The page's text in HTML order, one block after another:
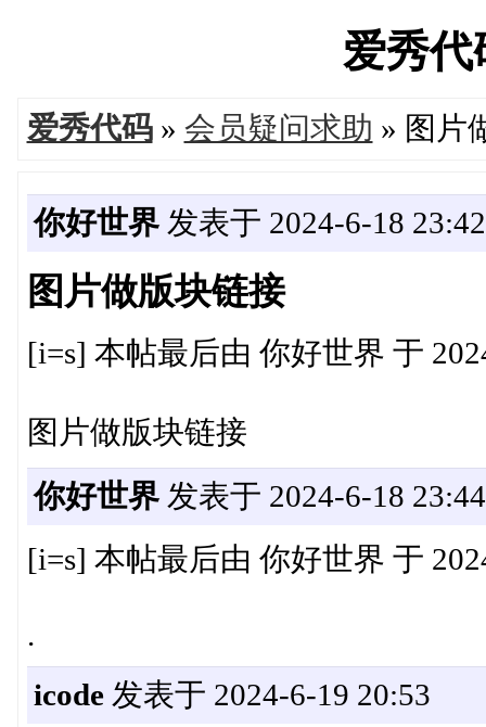
爱秀代
爱秀代码» 会员疑问求助 » 图片
你好世界发表于 2024-6-18 23:42
图片做版块链接
[i=s] 本帖最后由 你好世界 于
图片做版块链接
你好世界发表于 2024-6-18 23:44
[i=s] 本帖最后由 你好世界 于
.
icode发表于 2024-6-19 20:53